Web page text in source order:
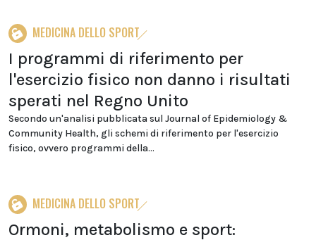
MEDICINA DELLO SPORT
I programmi di riferimento per
l'esercizio fisico non danno i risultati
sperati nel Regno Unito
Secondo un'analisi pubblicata sul Journal of Epidemiology &
Community Health, gli schemi di riferimento per l'esercizio
fisico, ovvero programmi della...
MEDICINA DELLO SPORT
Ormoni, metabolismo e sport: